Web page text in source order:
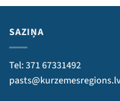
SAZIŅA
Tel: 371 67331492